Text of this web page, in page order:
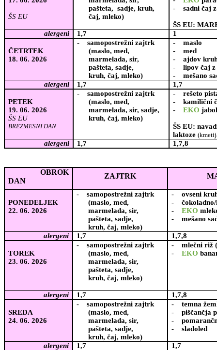
ŠS EU
pašteta, sadje, kruh,
čaj, mleko)
-
sadni čaj
ŠS EU:
alergeni
1,7 1
ČETRTEK
18. 06. 2026
-
samopostrežni zajtrk
(maslo, med,
marmelada, sir,
pašteta, sadje,
kruh, čaj, mleko)
-
maslo
-
med
-
ajdov
-
lipov čaj
-
mešano
alergeni
1,7 1,7
PETEK
19. 06. 2026
ŠS EU
BREZMESNI DAN
-
samopostrežni zajtrk
(maslo, med,
marmelada, sir, sadje,
kruh, čaj, mleko)
-
rešeto
-
kamilični
-
EKO
ŠS EU:
laktoze
alergeni 1,7 1,7,8
OBROK
DAN
ZAJTRK
PONEDELJEK
22. 06. 2026
-
samopostrežni zajtrk
(maslo, med,
marmelada, sir,
pašteta, sadje,
kruh, čaj, mleko)
-
ovseni
-
-
EKO
-
mešano
alergeni 1,7 1,7,8
TOREK
23. 06. 2026
-
samopostrežni zajtrk
(maslo, med,
marmelada, sir,
pašteta, sadje,
kruh, čaj, mleko)
-
mlečni riž
-
EKO
alergeni 1,7 1,7,8
SREDA
24. 06. 2026
-
samopostrežni zajtrk
(maslo, med,
marmelada, sir,
pašteta, sadje,
kruh, čaj, mleko)
-
temna
-
piščančja
-
-
sladoled
alergeni 1,7 1,7